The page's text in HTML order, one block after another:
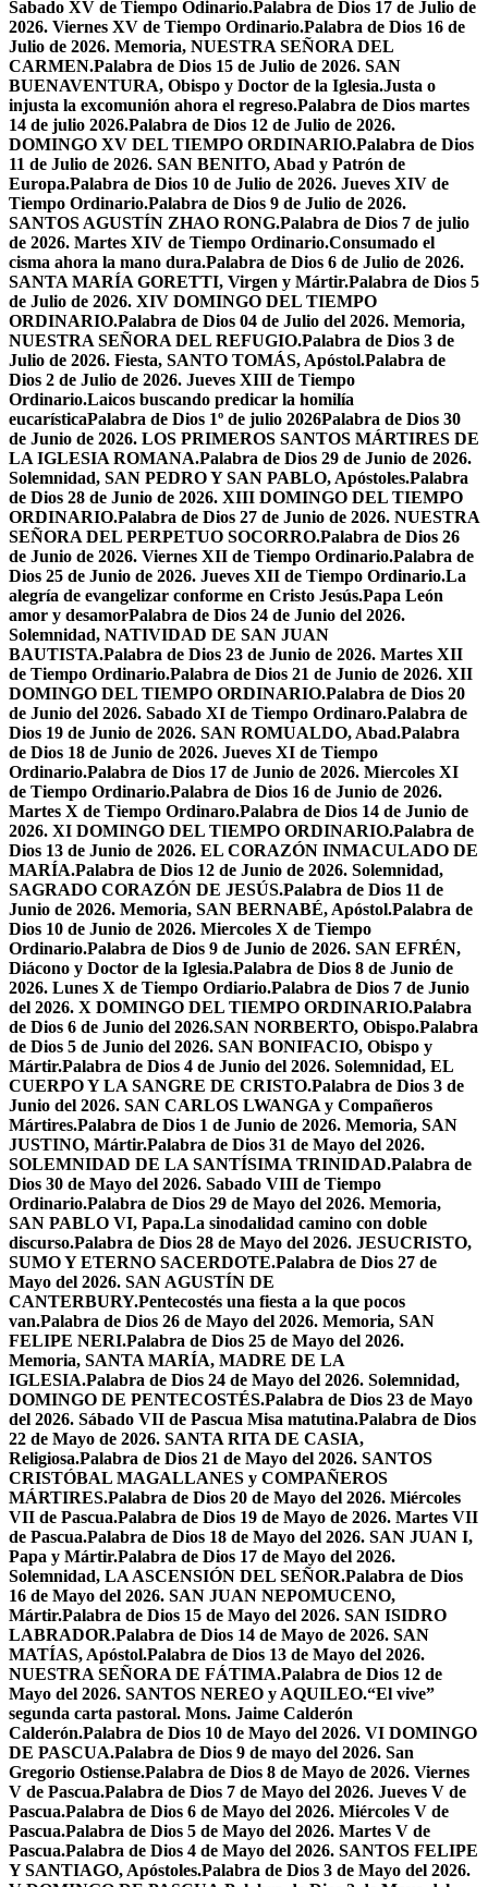
Sabado XV de Tiempo Odinario.Palabra de Dios 17 de Julio de
2026. Viernes XV de Tiempo Ordinario.Palabra de Dios 16 de
Julio de 2026. Memoria, NUESTRA SEÑORA DEL
CARMEN.Palabra de Dios 15 de Julio de 2026. SAN
BUENAVENTURA, Obispo y Doctor de la Iglesia.Justa o
injusta la excomunión ahora el regreso.Palabra de Dios martes
14 de julio 2026.Palabra de Dios 12 de Julio de 2026.
DOMINGO XV DEL TIEMPO ORDINARIO.Palabra de Dios
11 de Julio de 2026. SAN BENITO, Abad y Patrón de
Europa.Palabra de Dios 10 de Julio de 2026. Jueves XIV de
Tiempo Ordinario.Palabra de Dios 9 de Julio de 2026.
SANTOS AGUSTÍN ZHAO RONG.Palabra de Dios 7 de julio
de 2026. Martes XIV de Tiempo Ordinario.Consumado el
cisma ahora la mano dura.Palabra de Dios 6 de Julio de 2026.
SANTA MARÍA GORETTI, Virgen y Mártir.Palabra de Dios 5
de Julio de 2026. XIV DOMINGO DEL TIEMPO
ORDINARIO.Palabra de Dios 04 de Julio del 2026. Memoria,
NUESTRA SEÑORA DEL REFUGIO.Palabra de Dios 3 de
Julio de 2026. Fiesta, SANTO TOMÁS, Apóstol.Palabra de
Dios 2 de Julio de 2026. Jueves XIII de Tiempo
Ordinario.Laicos buscando predicar la homilía
eucarísticaPalabra de Dios 1º de julio 2026Palabra de Dios 30
de Junio de 2026. LOS PRIMEROS SANTOS MÁRTIRES DE
LA IGLESIA ROMANA.Palabra de Dios 29 de Junio de 2026.
Solemnidad, SAN PEDRO Y SAN PABLO, Apóstoles.Palabra
de Dios 28 de Junio de 2026. XIII DOMINGO DEL TIEMPO
ORDINARIO.Palabra de Dios 27 de Junio de 2026. NUESTRA
SEÑORA DEL PERPETUO SOCORRO.Palabra de Dios 26
de Junio de 2026. Viernes XII de Tiempo Ordinario.Palabra de
Dios 25 de Junio de 2026. Jueves XII de Tiempo Ordinario.La
alegría de evangelizar conforme en Cristo Jesús.Papa León
amor y desamorPalabra de Dios 24 de Junio del 2026.
Solemnidad, NATIVIDAD DE SAN JUAN
BAUTISTA.Palabra de Dios 23 de Junio de 2026. Martes XII
de Tiempo Ordinario.Palabra de Dios 21 de Junio de 2026. XII
DOMINGO DEL TIEMPO ORDINARIO.Palabra de Dios 20
de Junio del 2026. Sabado XI de Tiempo Ordinaro.Palabra de
Dios 19 de Junio de 2026. SAN ROMUALDO, Abad.Palabra
de Dios 18 de Junio de 2026. Jueves XI de Tiempo
Ordinario.Palabra de Dios 17 de Junio de 2026. Miercoles XI
de Tiempo Ordinario.Palabra de Dios 16 de Junio de 2026.
Martes X de Tiempo Ordinaro.Palabra de Dios 14 de Junio de
2026. XI DOMINGO DEL TIEMPO ORDINARIO.Palabra de
Dios 13 de Junio de 2026. EL CORAZÓN INMACULADO DE
MARÍA.Palabra de Dios 12 de Junio de 2026. Solemnidad,
SAGRADO CORAZÓN DE JESÚS.Palabra de Dios 11 de
Junio de 2026. Memoria, SAN BERNABÉ, Apóstol.Palabra de
Dios 10 de Junio de 2026. Miercoles X de Tiempo
Ordinario.Palabra de Dios 9 de Junio de 2026. SAN EFRÉN,
Diácono y Doctor de la Iglesia.Palabra de Dios 8 de Junio de
2026. Lunes X de Tiempo Ordiario.Palabra de Dios 7 de Junio
del 2026. X DOMINGO DEL TIEMPO ORDINARIO.Palabra
de Dios 6 de Junio del 2026.SAN NORBERTO, Obispo.Palabra
de Dios 5 de Junio del 2026. SAN BONIFACIO, Obispo y
Mártir.Palabra de Dios 4 de Junio del 2026. Solemnidad, EL
CUERPO Y LA SANGRE DE CRISTO.Palabra de Dios 3 de
Junio del 2026. SAN CARLOS LWANGA y Compañeros
Mártires.Palabra de Dios 1 de Junio de 2026. Memoria, SAN
JUSTINO, Mártir.Palabra de Dios 31 de Mayo del 2026.
SOLEMNIDAD DE LA SANTÍSIMA TRINIDAD.Palabra de
Dios 30 de Mayo del 2026. Sabado VIII de Tiempo
Ordinario.Palabra de Dios 29 de Mayo del 2026. Memoria,
SAN PABLO VI, Papa.La sinodalidad camino con doble
discurso.Palabra de Dios 28 de Mayo del 2026. JESUCRISTO,
SUMO Y ETERNO SACERDOTE.Palabra de Dios 27 de
Mayo del 2026. SAN AGUSTÍN DE
CANTERBURY.Pentecostés una fiesta a la que pocos
van.Palabra de Dios 26 de Mayo del 2026. Memoria, SAN
FELIPE NERI.Palabra de Dios 25 de Mayo del 2026.
Memoria, SANTA MARÍA, MADRE DE LA
IGLESIA.Palabra de Dios 24 de Mayo del 2026. Solemnidad,
DOMINGO DE PENTECOSTÉS.Palabra de Dios 23 de Mayo
del 2026. Sábado VII de Pascua Misa matutina.Palabra de Dios
22 de Mayo de 2026. SANTA RITA DE CASIA,
Religiosa.Palabra de Dios 21 de Mayo del 2026. SANTOS
CRISTÓBAL MAGALLANES y COMPAÑEROS
MÁRTIRES.Palabra de Dios 20 de Mayo del 2026. Miércoles
VII de Pascua.Palabra de Dios 19 de Mayo de 2026. Martes VII
de Pascua.Palabra de Dios 18 de Mayo del 2026. SAN JUAN I,
Papa y Mártir.Palabra de Dios 17 de Mayo del 2026.
Solemnidad, LA ASCENSIÓN DEL SEÑOR.Palabra de Dios
16 de Mayo del 2026. SAN JUAN NEPOMUCENO,
Mártir.Palabra de Dios 15 de Mayo del 2026. SAN ISIDRO
LABRADOR.Palabra de Dios 14 de Mayo de 2026. SAN
MATÍAS, Apóstol.Palabra de Dios 13 de Mayo del 2026.
NUESTRA SEÑORA DE FÁTIMA.Palabra de Dios 12 de
Mayo del 2026. SANTOS NEREO y AQUILEO.“El vive”
segunda carta pastoral. Mons. Jaime Calderón
Calderón.Palabra de Dios 10 de Mayo del 2026. VI DOMINGO
DE PASCUA.Palabra de Dios 9 de mayo del 2026. San
Gregorio Ostiense.Palabra de Dios 8 de Mayo de 2026. Viernes
V de Pascua.Palabra de Dios 7 de Mayo del 2026. Jueves V de
Pascua.Palabra de Dios 6 de Mayo del 2026. Miércoles V de
Pascua.Palabra de Dios 5 de Mayo del 2026. Martes V de
Pascua.Palabra de Dios 4 de Mayo del 2026. SANTOS FELIPE
Y SANTIAGO, Apóstoles.Palabra de Dios 3 de Mayo del 2026.